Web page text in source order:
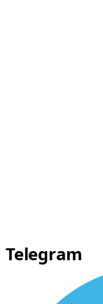
Telegram